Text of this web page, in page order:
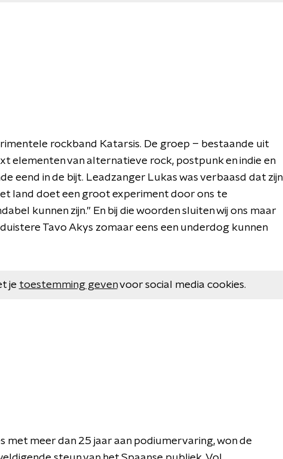
rockband Katarsis. De groep – bestaande uit
elementen van alternatieve rock, postpunk en indie en
eend in de bijt. Leadzanger Lukas was verbaasd dat zijn
land doet een groot experiment door ons te
kunnen zijn.” En bij die woorden sluiten wij ons maar
Tavo Akys zomaar eens een underdog kunnen
je toestemming gevenvoor social media cookies.
met meer dan 25 jaar aan podiumervaring, won de